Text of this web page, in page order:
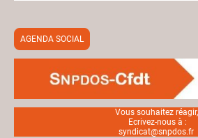
AGENDA SOCIAL
Vous souhaitez réagir,
Ecrivez-nous à :
syndicat@snpdos.fr